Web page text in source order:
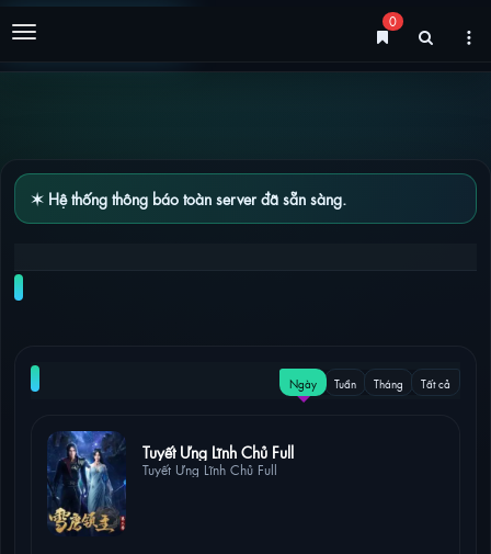
Menu
0
✶ Hệ thống thông báo toàn server đã sẵn sàng.
NGHỊCH THIÊN TÀ THẦN 2D TẬP 374 – 375 [VIETSUB]
NỔI BẬT Ngày Tuần Tháng Tất cả
Tuyết Ưng Lĩnh Chủ Full
Tuyết Ưng Lĩnh Chủ Full